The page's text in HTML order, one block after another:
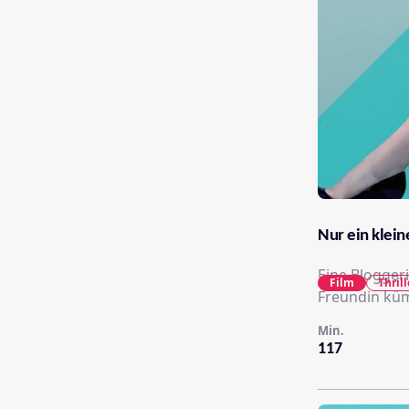
Nur ein
Eine
Freundin
117
Min.
Film